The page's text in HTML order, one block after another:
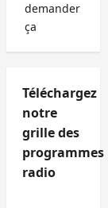
demander
ça
Téléchargez
notre
grille des
programmes
radio